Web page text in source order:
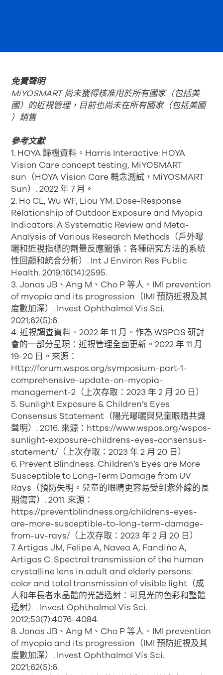
免責聲明
MiYOSMART 尚未獲得核准用於所有國家（包括美
國）的近視管理，目前也尚未在所有國家（包括美國
）銷售
參考文獻
1. HOYA 歸檔資料。Harris Interactive: HOYA
Vision Care concept testing, MiYOSMART
sun（HOYA Vision Care 概念測試，MiYOSMART
Sun）. 2022 年 7 月。
2. Ho CL, Wu WF, Liou YM. Dose-Response
Relationship of Outdoor Exposure and Myopia
Indicators: A Systematic Review and Meta-
Analysis of Various Research Methods（戶外曝
曬和近視指標的劑量反應關係：各種研究方法的系統
性回顧和統合分析）. Int J Environ Res Public
Health. 2019;16(14):2595.
3. Jonas JB、Ang M、Cho P 等人。IMI prevention
of myopia and its progression（IMI 預防近視及其
度數加深）. Invest Ophthalmol Vis Sci.
2021;62(5):6.
4. 近視調查資料。2022 年 11 月。作為 WSPOS 研討
會的一部分呈現：近視管理全面更新。2022 年 11 月
19-20 日。來源：
Http://forum.wspos.org/symposium-part-1-
comprehensive-update-on-myopia-
management-2（上次存取：2023 年 2 月 20 日）
5. Sunlight Exposure & Children’s Eyes
Consensus Statement（陽光曝曬與兒童眼睛共識
聲明）. 2016. 來源：https://www.wspos.org/wspos-
sunlight-exposure-childrens-eyes-consensus-
statement/（上次存取：2023 年 2 月 20 日）
6. Prevent Blindness. Children’s Eyes are More
Susceptible to Long-Term Damage from UV
Rays（預防失明。兒童的眼睛更容易受到紫外線的長
期傷害）. 2011. 來源：
https://preventblindness.org/childrens-eyes-
are-more-susceptible-to-long-term-damage-
from-uv-rays/（上次存取：2023 年 2 月 20 日）
7. Artigas JM, Felipe A, Navea A, Fandiño A,
Artigas C. Spectral transmission of the human
crystalline lens in adult and elderly persons:
color and total transmission of visible light（成
人和年長者水晶體的光譜透射：可見光的色彩和整體
透射）. Invest Ophthalmol Vis Sci.
2012;53(7):4076-4084.
8. Jonas JB、Ang M、Cho P 等人。IMI prevention
of myopia and its progression（IMI 預防近視及其
度數加深）. Invest Ophthalmol Vis Sci.
2021;62(5):6.